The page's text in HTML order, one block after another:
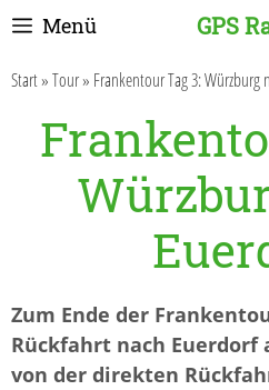
Zum
springen
GPS
Menü
Start»Tour» Frankentour Tag 3: Würzburg
Zum Ende der
Rückfahrt nach Euerdorf
von der direkten